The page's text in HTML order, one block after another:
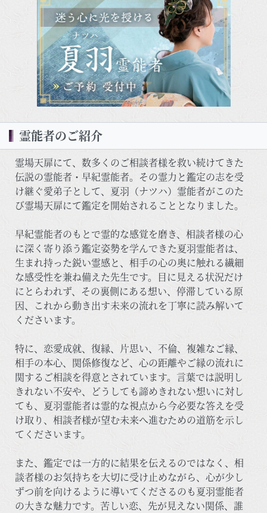
霊能者のご紹介
霊場天扉にて、数多くのご相談者様を救い続けてきた
伝説の霊能者・早紀霊能者。その霊力と鑑定の志を受
け継ぐ愛弟子として、夏羽（ナツハ）霊能者がこのた
び霊場天扉にて鑑定を開始されることとなりました。
早紀霊能者のもとで霊的な感覚を磨き、相談者様の心
に深く寄り添う鑑定姿勢を学んできた夏羽霊能者は、
生まれ持った鋭い霊感と、相手の心の奥に触れる繊細
な感受性を兼ね備えた先生です。目に見える状況だけ
にとらわれず、その裏側にある想い、停滞している原
因、これから動き出す未来の流れを丁寧に読み解いて
くださいます。
特に、恋愛成就、復縁、片思い、不倫、複雑なご縁、
相手の本心、関係修復など、心の距離やご縁の流れに
関するご相談を得意とされています。言葉では説明し
きれない不安や、どうしても諦めきれない想いに対し
ても、夏羽霊能者は霊的な視点から今必要な答えを受
け取り、相談者様が望む未来へ進むための道筋を示し
てくださいます。
また、鑑定では一方的に結果を伝えるのではなく、相
談者様のお気持ちを大切に受け止めながら、心が少し
ずつ前を向けるように導いてくださるのも夏羽霊能者
の大きな魅力です。苦しい恋、先が見えない関係、誰